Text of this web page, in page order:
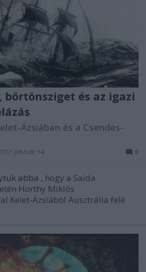
és az igazi
Ázsiában és a Csendes-
február 14. 0
abba , hogy a Saida
Horthy Miklós
Kelet-Ázsiából Ausztrália felé